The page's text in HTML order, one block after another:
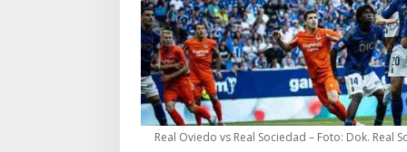
Real Oviedo vs Real Sociedad – Foto: Dok. Real